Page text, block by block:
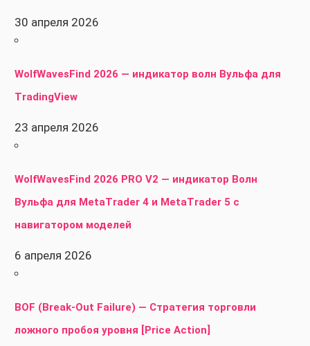
30 апреля 2026
WolfWavesFind 2026 — индикатор волн Вульфа для
TradingView
23 апреля 2026
WolfWavesFind 2026 PRO V2 — индикатор Волн
Вульфа для MetaTrader 4 и MetaTrader 5 с
навигатором моделей
6 апреля 2026
BOF (Break-Out Failure) — Стратегия торговли
ложного пробоя уровня [Price Action]